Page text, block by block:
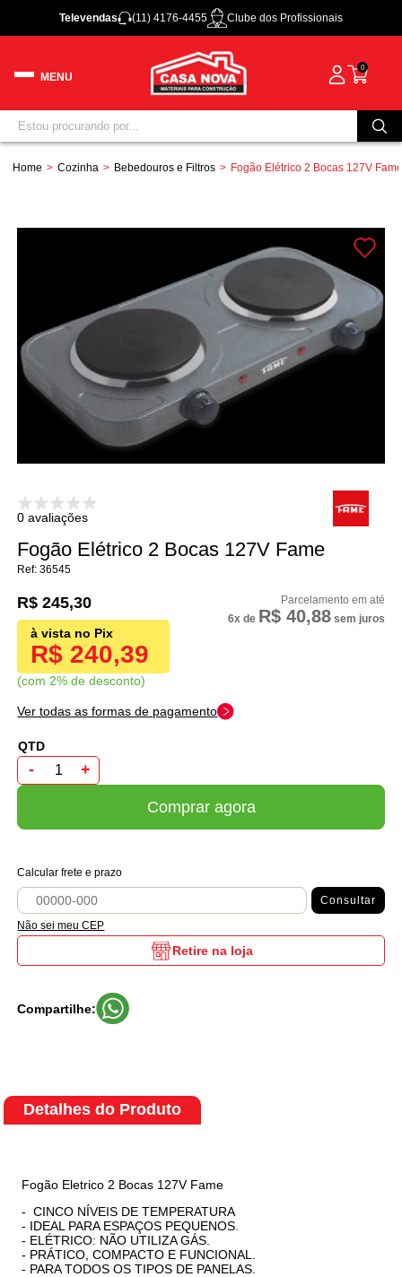
Televendas (11) 4176-4455 Clube dos Profissionais
0
Home Cozinha Bebedouros e Filtros Fogão Elétrico 2 Bocas 127V
0 avaliações
Fogão Elétrico 2 Bocas 127V Fame
36545
R$ 240,39
com 2% de desconto
R$ 245,30
6x de R$ 40,88sem juros
Ver todas as formas de pagamento
- +
Comprar agora
Calcular frete e prazo
Consultar
Não sei meu CEP
Retire na loja
Compartilhe:
Detalhes do Produto
Fogão Eletrico 2 Bocas 127V Fame
- CINCO NÍVEIS DE TEMPERATURA
- IDEAL PARA ESPAÇOS PEQUENOS.
- ELÉTRICO: NÃO UTILIZA GÁS.
- PRÁTICO, COMPACTO E FUNCIONAL.
- PARA TODOS OS TIPOS DE PANELAS.